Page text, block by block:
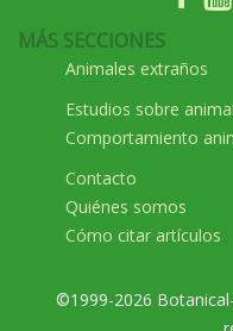
MÁS SECCIONES
Animales extraños
Estudios sobre
Comportamiento
Contacto
Quiénes somos
Cómo citar artículos
©1999-2026